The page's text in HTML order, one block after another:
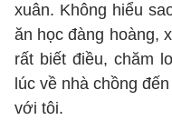
xuân. Không hiểu
ăn học đàng hoàng,
rất biết điều, chăm
lúc về nhà chồng
với tôi.